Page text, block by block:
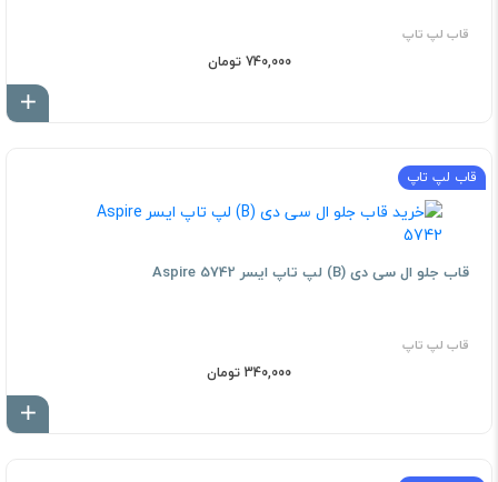
قاب لپ تاپ
740,000 تومان
قاب لپ تاپ
قاب جلو ال سی دی (B) لپ تاپ ایسر Aspire 5742
قاب لپ تاپ
340,000 تومان